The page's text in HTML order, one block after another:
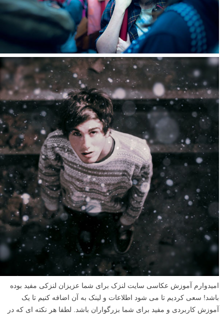
امیدوارم آموزش عکاسی سایت لنزک برای شما عزیزان لنزکی مفید بوده
باشد! سعی کردیم تا می شود اطلاعات و لینک به آن اضافه کنیم تا یک
آموزش کاربردی و مفید برای شما بزرگواران باشد. لطفا هر نکته ای که در